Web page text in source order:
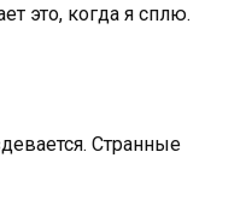
это, когда я сплю.
Странные